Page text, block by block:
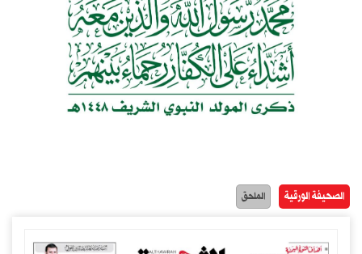
الصحيفة الورقية الملحق